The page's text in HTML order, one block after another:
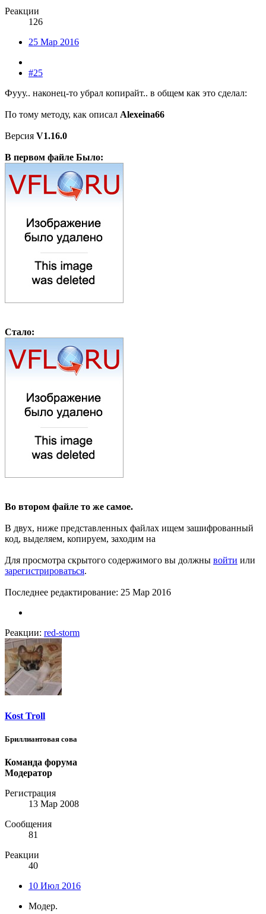
Реакции
126
25 Мар 2016
#25
Фууу.. наконец-то убрал копирайт.. в общем как это сделал:
По тому методу, как описал Alexeina66
Версия V1.16.0
В первом файле Было:
Стало:
Во втором файле то же самое.
В двух, ниже представленных файлах ищем зашифрованный
код, выделяем, копируем, заходим на
Для просмотра скрытого содержимого вы должны войти или
зарегистрироваться.
Последнее редактирование: 25 Мар 2016
Реакции: red-storm
Kost Troll
Бриллиантовая сова
Команда форума
Модератор
Регистрация
13 Мар 2008
Сообщения
81
Реакции
40
10 Июл 2016
Модер.